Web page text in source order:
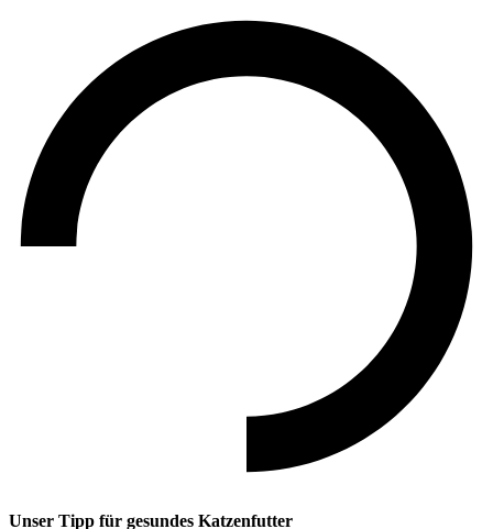
Unser Tipp für gesundes Katzenfutter